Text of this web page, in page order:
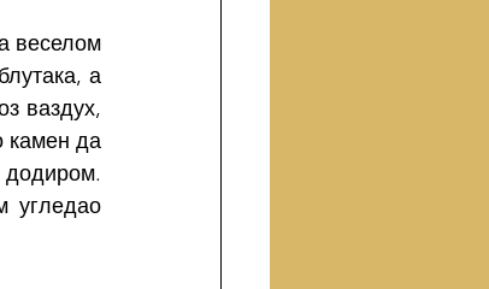
веселом
а
ваздух,
камен да
додиром.
угледао